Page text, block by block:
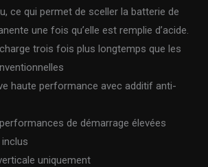
ce qui permet de sceller la batterie de
une fois qu’elle est remplie d’acide.
trois fois plus longtemps que les
haute performance avec additif anti-
de démarrage élevées
inclus
uniquement